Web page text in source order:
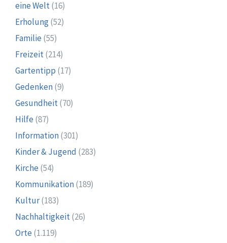
eine Welt(16)
Erholung(52)
Familie (55)
Freizeit(214)
Gartentipp (17)
Gedenken(9)
Gesundheit(70)
Hilfe (87)
Information(301)
Kinder & Jugend (283)
Kirche (54)
Kommunikation(189)
Kultur(183)
Nachhaltigkeit(26)
Orte (1.119)